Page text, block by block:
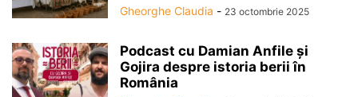
Gheorghe Claudia - 23 octombrie 2025
Podcast cu Damian Anfile și
Gojira despre istoria berii în
România